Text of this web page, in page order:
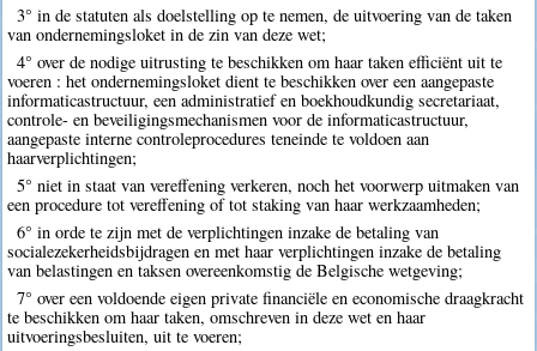
3° in de statuten als doelstelling op te nemen, de uitvoering van de taken
van ondernemingsloket in de zin van deze wet;
4° over de nodige uitrusting te beschikken om haar taken efficiënt uit te
voeren : het ondernemingsloket dient te beschikken over een aangepaste
informaticastructuur, een administratief en boekhoudkundig secretariaat,
controle- en beveiligingsmechanismen voor de informaticastructuur,
aangepaste interne controleprocedures teneinde te voldoen aan
haarverplichtingen;
5° niet in staat van vereffening verkeren, noch het voorwerp uitmaken van
een procedure tot vereffening of tot staking van haar werkzaamheden;
6° in orde te zijn met de verplichtingen inzake de betaling van
socialezekerheidsbijdragen en met haar verplichtingen inzake de betaling
van belastingen en taksen overeenkomstig de Belgische wetgeving;
7° over een voldoende eigen private financiële en economische draagkracht
te beschikken om haar taken, omschreven in deze wet en haar
uitvoeringsbesluiten, uit te voeren;